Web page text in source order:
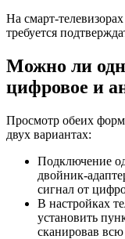
На смарт-
требуется
Можно ли
цифровое и
Просмотр обеих
двух вариантах:
Подключение
двойник-
сигнал от
В настройках
установить
сканировав